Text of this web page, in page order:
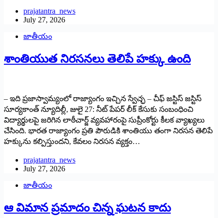
prajatantra_news
July 27, 2026
జాతీయం
శాంతియుత నిరసనలు తెలిపే హక్కు ఉంది
– ఇది ప్రజాస్వామ్యంలో రాజ్యాంగం ఇచ్చిన స్వేచ్ఛ – చీఫ్ జస్టిస్ జస్టిస్
సూర్యకాంత్ న్యూదిల్లీ, జులై 27: నీట్ పేపర్ లీక్ కేసుకు సంబంధించి
విద్యార్థులపై జరిగిన లాఠీచార్జ్ వ్యవహారంపై సుప్రీంకోర్టు కీలక వ్యాఖ్యలు
చేసింది. భారత రాజ్యాంగం ప్రతి పౌరుడికి శాంతియు తంగా నిరసన తెలిపే
హక్కును కల్పిస్తుందని, కేవలం నిరసన వ్యక్తం…
prajatantra_news
July 27, 2026
జాతీయం
ఆ విమాన ప్రమాదం చిన్న ఘటన కాదు